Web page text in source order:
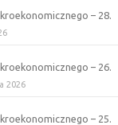
– 28.
– 26.
2026
– 25.